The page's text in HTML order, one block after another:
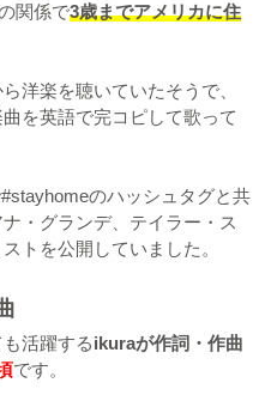
関係で3歳までアメリカに住
洋楽を聴いていたそうで、
を英語で完コピして歌って
のハッシュタグと共
・グランデ、テイラー・ス
トを公開していました。
活躍するikuraが作詞・作曲
です。